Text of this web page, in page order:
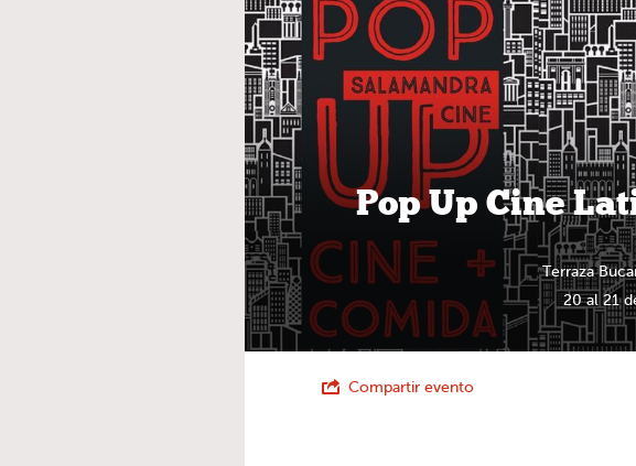
Pop Up Cine
Terraza
20 al 21
Compartir evento